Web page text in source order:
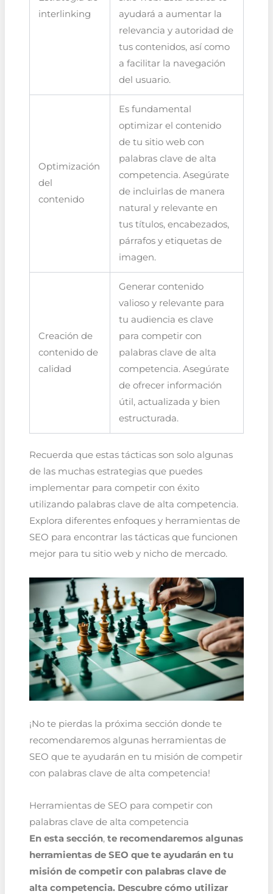
interlinking
ayudará a aumentar la
relevancia y autoridad de
tus contenidos, así como
a facilitar la navegación
del usuario.
Optimización
del
contenido
Es fundamental
optimizar el contenido
de tu sitio web con
palabras clave de alta
competencia. Asegúrate
de incluirlas de manera
natural y relevante en
tus títulos, encabezados,
párrafos y etiquetas de
imagen.
Creación de
contenido de
calidad
Generar contenido
valioso y relevante para
tu audiencia es clave
para competir con
palabras clave de alta
competencia. Asegúrate
de ofrecer información
útil, actualizada y bien
estructurada.
Recuerda que estas tácticas son solo algunas
de las muchas estrategias que puedes
implementar para competir con éxito
utilizando palabras clave de alta competencia.
Explora diferentes enfoques y herramientas de
SEO para encontrar las tácticas que funcionen
mejor para tu sitio web y nicho de mercado.
¡No te pierdas la próxima sección donde te
recomendaremos algunas herramientas de
SEO que te ayudarán en tu misión de competir
con palabras clave de alta competencia!
Herramientas de SEO para competir con
palabras clave de alta competencia
En esta sección, te recomendaremos algunas
herramientas de SEO que te ayudarán en tu
misión de competir con palabras clave de
alta competencia. Descubre cómo utilizar